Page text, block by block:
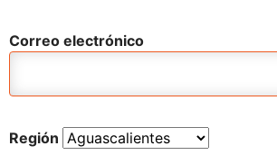
Correo electrónico
Región